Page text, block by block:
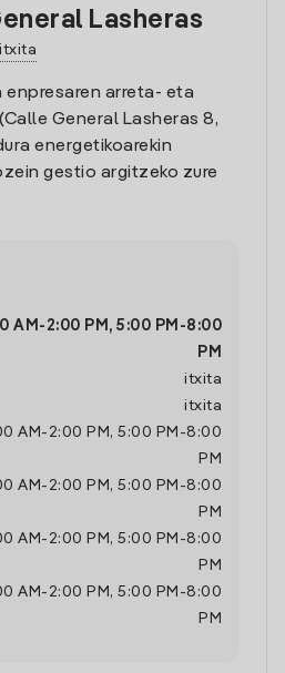
Lasheras
arreta- eta
General Lasheras 8,
energetikoarekin
gestio argitzeko zure
AM - 2:00 PM , 5:00 PM -8:00
PM
itxita
itxita
AM - 2:00 PM , 5:00 PM -8:00
PM
AM - 2:00 PM , 5:00 PM -8:00
PM
AM - 2:00 PM , 5:00 PM -8:00
PM
AM - 2:00 PM , 5:00 PM -8:00
PM